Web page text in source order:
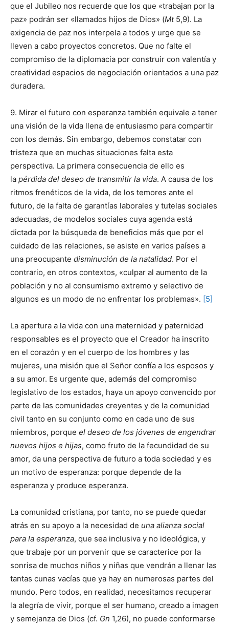
que el Jubileo nos recuerde que los que «trabajan por la
paz» podrán ser «llamados hijos de Dios» (Mt5,9). La
exigencia de paz nos interpela a todos y urge que se
lleven a cabo proyectos concretos. Que no falte el
compromiso de la diplomacia por construir con valentía y
creatividad espacios de negociación orientados a una paz
duradera.
9. Mirar el futuro con esperanza también equivale a tener
una visión de la vida llena de entusiasmo para compartir
con los demás. Sin embargo, debemos constatar con
tristeza que en muchas situaciones falta esta
perspectiva. La primera consecuencia de ello es
la pérdida del deseo de transmitir la vida. A causa de los
ritmos frenéticos de la vida, de los temores ante el
futuro, de la falta de garantías laborales y tutelas sociales
adecuadas, de modelos sociales cuya agenda está
dictada por la búsqueda de beneficios más que por el
cuidado de las relaciones, se asiste en varios países a
una preocupante disminución de la natalidad. Por el
contrario, en otros contextos, «culpar al aumento de la
población y no al consumismo extremo y selectivo de
algunos es un modo de no enfrentar los problemas». [5]
La apertura a la vida con una maternidad y paternidad
responsables es el proyecto que el Creador ha inscrito
en el corazón y en el cuerpo de los hombres y las
mujeres, una misión que el Señor confía a los esposos y
a su amor. Es urgente que, además del compromiso
legislativo de los estados, haya un apoyo convencido por
parte de las comunidades creyentes y de la comunidad
civil tanto en su conjunto como en cada uno de sus
miembros, porque el deseo de los jóvenes de engendrar
nuevos hijos e hijas, como fruto de la fecundidad de su
amor, da una perspectiva de futuro a toda sociedad y es
un motivo de esperanza: porque depende de la
esperanza y produce esperanza.
La comunidad cristiana, por tanto, no se puede quedar
atrás en su apoyo a la necesidad de una alianza social
para la esperanza, que sea inclusiva y no ideológica, y
que trabaje por un porvenir que se caracterice por la
sonrisa de muchos niños y niñas que vendrán a llenar las
tantas cunas vacías que ya hay en numerosas partes del
mundo. Pero todos, en realidad, necesitamos recuperar
la alegría de vivir, porque el ser humano, creado a imagen
y semejanza de Dios (cf. Gn 1,26), no puede conformarse